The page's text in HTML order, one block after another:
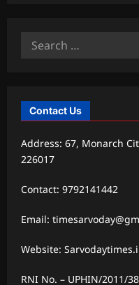
Search
Contact Us
Address: 67, Monarch
226017
Contact: 9792141442
Email:
Website:
RNI No. – UPHIN/2011/